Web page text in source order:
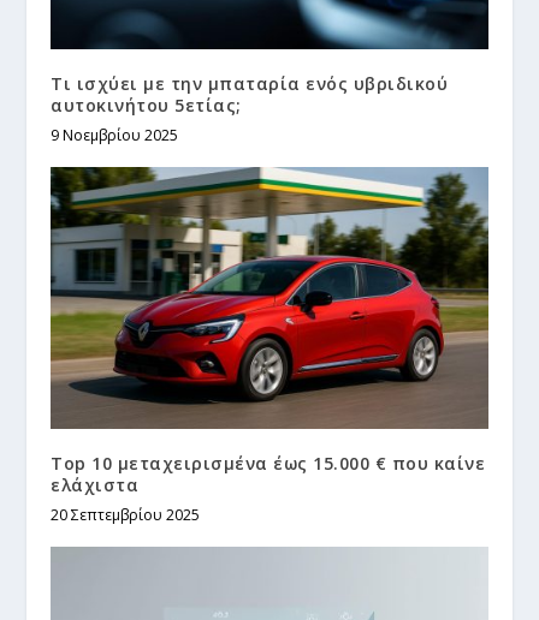
Τι ισχύει με την μπαταρία ενός υβριδικού
αυτοκινήτου 5ετίας;
9 Νοεμβρίου 2025
Top 10 μεταχειρισμένα έως 15.000 € που καίνε
ελάχιστα
20 Σεπτεμβρίου 2025